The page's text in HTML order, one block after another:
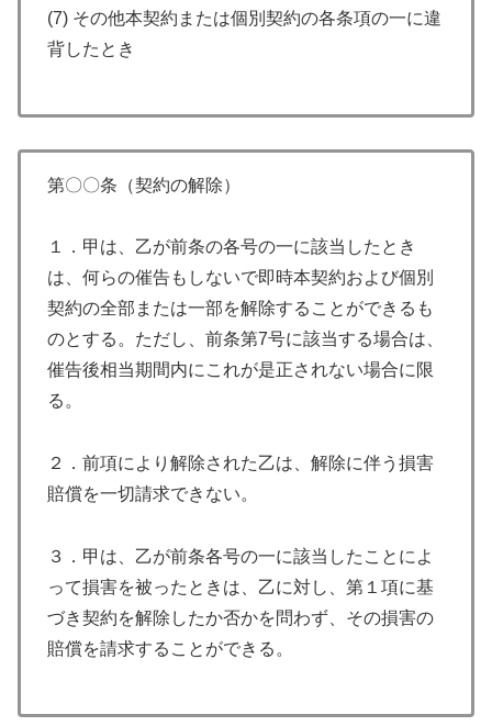
(7) その他本契約または個別契約の各条項の一に違
背したとき
第〇〇条（契約の解除）
１．甲は、乙が前条の各号の一に該当したとき
は、何らの催告もしないで即時本契約および個別
契約の全部または一部を解除することができるも
のとする。ただし、前条第7号に該当する場合は、
催告後相当期間内にこれが是正されない場合に限
る。
２．前項により解除された乙は、解除に伴う損害
賠償を一切請求できない。
３．甲は、乙が前条各号の一に該当したことによ
って損害を被ったときは、乙に対し、第１項に基
づき契約を解除したか否かを問わず、その損害の
賠償を請求することができる。